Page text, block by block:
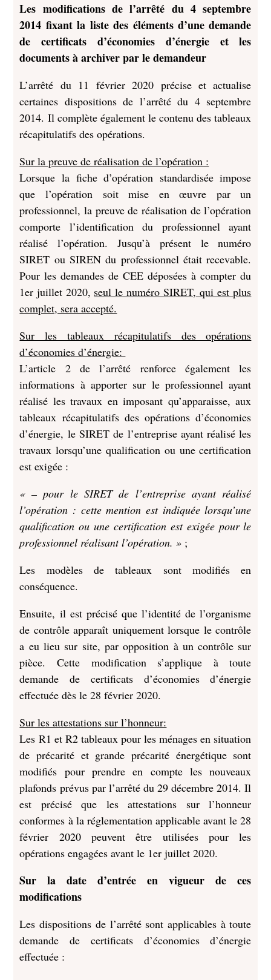
Les modifications de l’arrêté du 4 septembre
2014 fixant la liste des éléments d’une demande
de certificats d’économies d’énergie et les
documents à archiver par le demandeur
L’arrêté du 11 février 2020 précise et actualise
certaines dispositions de l’arrêté du 4 septembre
2014. Il complète également le contenu des tableaux
récapitulatifs des opérations.
Sur la preuve de réalisation de l’opération :
Lorsque la fiche d’opération standardisée impose
que l’opération soit mise en œuvre par un
professionnel, la preuve de réalisation de l’opération
comporte l’identification du professionnel ayant
réalisé l’opération. Jusqu’à présent le numéro
SIRET ou SIREN du professionnel était recevable.
Pour les demandes de CEE déposées à compter du
1er juillet 2020, seul le numéro SIRET, qui est plus
complet, sera accepté.
Sur les tableaux récapitulatifs des opérations
d’économies d’énergie:
L’article 2 de l’arrêté renforce également les
informations à apporter sur le professionnel ayant
réalisé les travaux en imposant qu’apparaisse, aux
tableaux récapitulatifs des opérations d’économies
d’énergie, le SIRET de l’entreprise ayant réalisé les
travaux lorsqu’une qualification ou une certification
est exigée :
« – pour le SIRET de l’entreprise ayant réalisé
l’opération : cette mention est indiquée lorsqu’une
qualification ou une certification est exigée pour le
professionnel réalisant l’opération. » ;
Les modèles de tableaux sont modifiés en
conséquence.
Ensuite, il est précisé que l’identité de l’organisme
de contrôle apparaît uniquement lorsque le contrôle
a eu lieu sur site, par opposition à un contrôle sur
pièce. Cette modification s’applique à toute
demande de certificats d’économies d’énergie
effectuée dès le 28 février 2020.
Sur les attestations sur l’honneur:
Les R1 et R2 tableaux pour les ménages en situation
de précarité et grande précarité énergétique sont
modifiés pour prendre en compte les nouveaux
plafonds prévus par l’arrêté du 29 décembre 2014. Il
est précisé que les attestations sur l’honneur
conformes à la réglementation applicable avant le 28
février 2020 peuvent être utilisées pour les
opérations engagées avant le 1er juillet 2020.
Sur la date d’entrée en vigueur de ces
modifications
Les dispositions de l’arrêté sont applicables à toute
demande de certificats d’économies d’énergie
effectuée :